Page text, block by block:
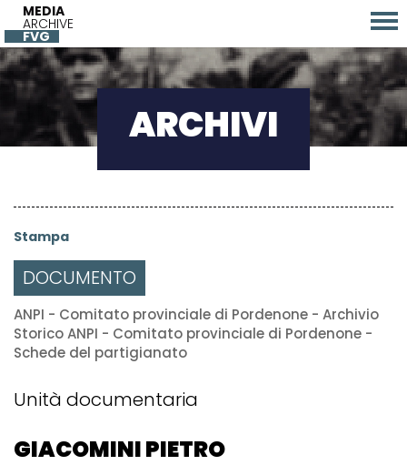
MEDIA
ARCHIVE
FVG
ARCHIVI
Stampa
DOCUMENTO
ANPI - Comitato provinciale di Pordenone - Archivio
Storico ANPI - Comitato provinciale di Pordenone -
Schede del partigianato
Unità documentaria
GIACOMINI PIETRO